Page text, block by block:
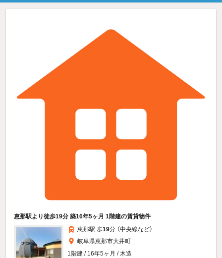
恵那駅より徒歩19分 築16年5ヶ月 1階建の賃貸物件
恵那駅 歩19分 （中央線など）
岐阜県恵那市大井町
1階建 / 16年5ヶ月 / 木造